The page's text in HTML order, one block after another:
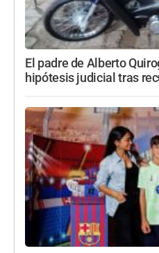
El padre de Alberto
hipótesis judicial tras